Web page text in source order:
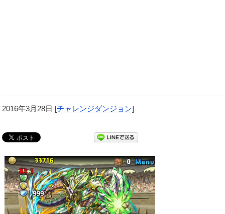
2016年3月28日 [チャレンジダンジョン]